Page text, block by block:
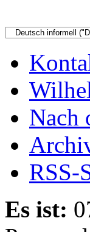
Nach
RSS-
Es ist: